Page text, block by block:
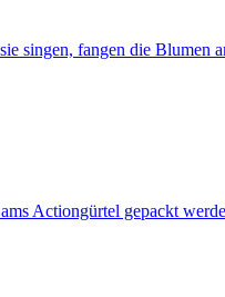
singen, fangen die Blumen
Actiongürtel gepackt